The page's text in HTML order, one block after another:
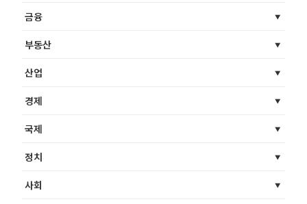
금융
부동산
산업
경제
국제
정치
사회